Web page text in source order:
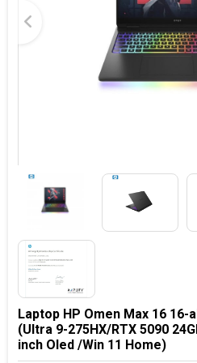
Laptop HP Omen Max 16 16-
(Ultra 9-275HX/RTX 5090
inch Oled /Win 11 Home)